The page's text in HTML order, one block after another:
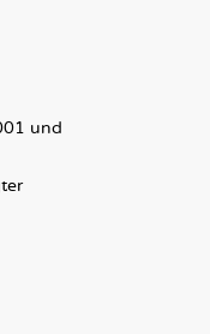
und